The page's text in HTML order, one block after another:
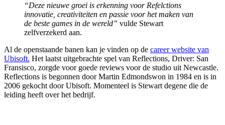
“Deze nieuwe groei is erkenning voor Refelctions
innovatie, creativiteiten en passie voor het maken van
de beste games in de wereld” vulde Stewart
zelfverzekerd aan.
Al de openstaande banen kan je vinden op de career website van
Ubisoft. Het laatst uitgebrachte spel van Reflections, Driver: San
Fransisco, zorgde voor goede reviews voor de studio uit Newcastle.
Reflections is begonnen door Martin Edmondswon in 1984 en is in
2006 gekocht door Ubisoft. Momenteel is Stewart degene die de
leiding heeft over het bedrijf.